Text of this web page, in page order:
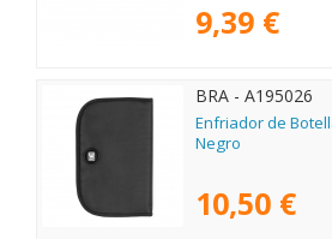
9,39 €
BRA - A195026
Enfriador de
Negro
10,50 €